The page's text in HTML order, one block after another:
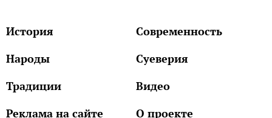
История
Современность
Народы
Суеверия
Традиции
Видео
Реклама на сайте
О проекте